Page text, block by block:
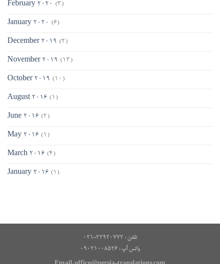
February 2020 (3)
January 2020 (6)
December 2019 (2)
November 2019 (13)
October 2019 (10)
August 2016 (1)
June 2016 (2)
May 2016 (1)
March 2016 (4)
January 2016 (1)
تلفن : ۲۲۹۲۰۷۷۲-۰۲۱
۰۹۰۲۱۰۰۸۵۲۶ : واتس آپ